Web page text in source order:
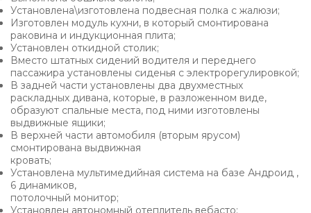
Установлена\изготовлена подвесная полка с жалюзи;
Изготовлен модуль кухни, в который смонтирована
раковина и индукционная плита;
Установлен откидной столик;
Вместо штатных сидений водителя и переднего
пассажира установлены сиденья с электрорегулировкой;
В задней части установлены два двухместных
раскладных дивана, которые, в разложенном виде,
образуют спальные места, под ними изготовлены
выдвижные ящики;
В верхней части автомобиля (вторым ярусом)
смонтирована выдвижная
кровать;
Установлена мультимедийная система на базе Андроид ,
6 динамиков,
потолочный монитор;
Установлен автономный отеплитель вебасто;